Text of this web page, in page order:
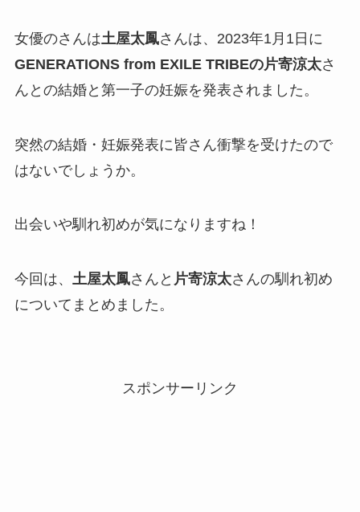
女優のさんは土屋太鳳さんは、2023年1月1日に
GENERATIONS from EXILE TRIBEの片寄涼太さ
んとの結婚と第一子の妊娠を発表されました。
突然の結婚・妊娠発表に皆さん衝撃を受けたので
はないでしょうか。
出会いや馴れ初めが気になりますね！
今回は、 土屋太鳳さんと 片寄涼太さんの馴れ初め
についてまとめました。
スポンサーリンク